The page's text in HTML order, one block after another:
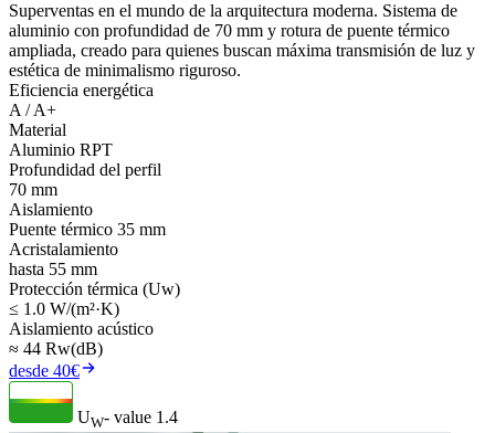
Superventas en el mundo de la arquitectura moderna. Sistema de
aluminio con profundidad de 70 mm y rotura de puente térmico
ampliada, creado para quienes buscan máxima transmisión de luz y
estética de minimalismo riguroso.
Eficiencia energética
A / A+
Material
Aluminio RPT
Profundidad del perfil
70 mm
Aislamiento
Puente térmico 35 mm
Acristalamiento
hasta 55 mm
Protección térmica (Uw)
≤ 1.0 W/(m²·K)
Aislamiento acústico
≈ 44 Rw(dB)
desde 40€
UW- value 1.4